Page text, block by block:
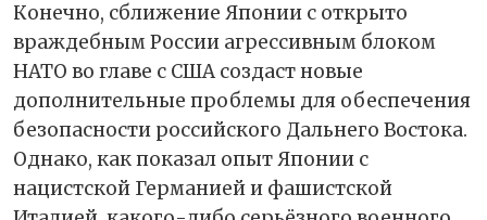
Конечно, сближение Японии с открыто
враждебным России агрессивным блоком
НАТО во главе с США создаст новые
дополнительные проблемы для обеспечения
безопасности российского Дальнего Востока.
Однако, как показал опыт Японии с
нацистской Германией и фашистской